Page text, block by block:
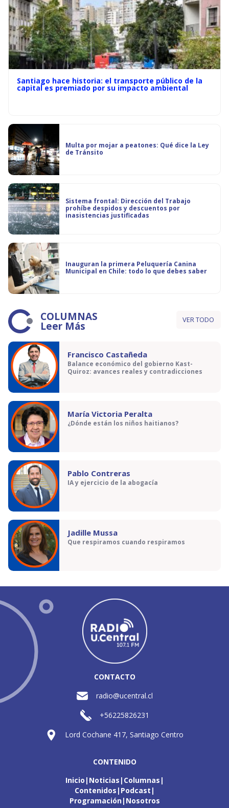
Santiago hace historia: el transporte público de la
capital es premiado por su impacto ambiental
Multa por mojar a peatones: Qué dice la Ley
de Tránsito
Sistema frontal: Dirección del Trabajo
prohíbe despidos y descuentos por
inasistencias justificadas
Inauguran la primera Peluquería Canina
Municipal en Chile: todo lo que debes saber
COLUMNAS
Leer Más VER TODO
Francisco Castañeda
Balance económico del gobierno Kast-
Quiroz: avances reales y contradicciones
María Victoria Peralta
¿Dónde están los niños haitianos?
Pablo Contreras
IA y ejercicio de la abogacía
Jadille Mussa
Que respiramos cuando respiramos
CONTACTO
radio@ucentral.cl
+56225826231
Lord Cochane 417, Santiago Centro
CONTENIDO
Inicio Noticias Columnas
Contenidos Podcast
Programación Nosotros